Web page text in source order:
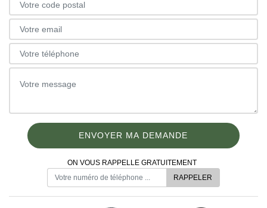
ON VOUS RAPPELLE GRATUITEMENT